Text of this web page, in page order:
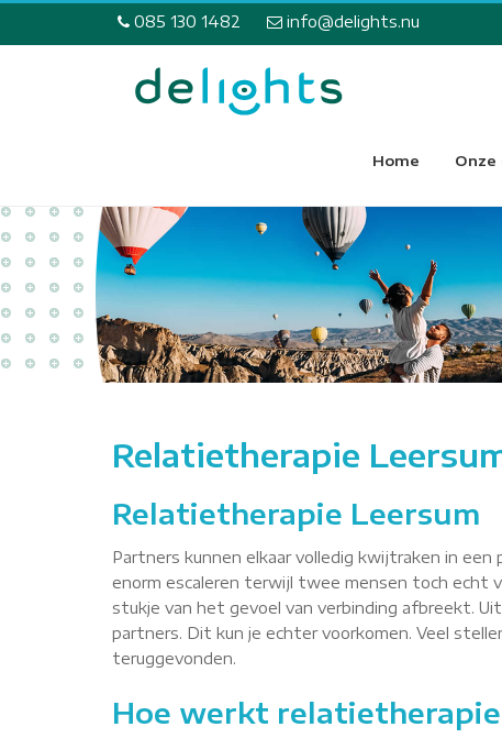
085 130 1482 info@delights.nu
Home Onze
Relatietherapie
Relatietherapie Leersum
Partners kunnen elkaar volledig kwijtraken in
enorm escaleren terwijl twee mensen toch echt
stukje van het gevoel van verbinding afbreekt.
partners. Dit kun je echter voorkomen. Veel
teruggevonden.
Hoe werkt relatietherapie